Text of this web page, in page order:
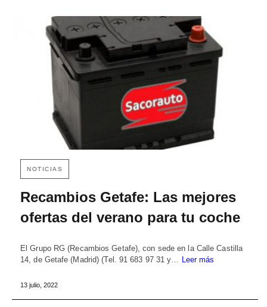
NOTICIAS
Recambios Getafe: Las mejores
ofertas del verano para tu coche
El Grupo RG (Recambios Getafe), con sede en la Calle Castilla
14, de Getafe (Madrid) (Tel. 91 683 97 31 y… Leer más
13 julio, 2022